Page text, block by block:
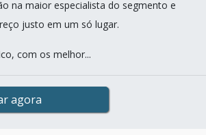
na maior especialista do segmento e
justo em um só lugar.
com os melhor...
agora